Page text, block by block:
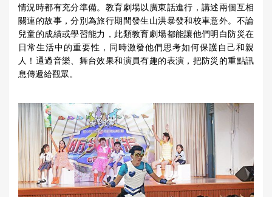
情況時都有充分準備。教育劇場以廣東話進行，講述兩個互相
關連的故事，分別為旅行期間發生山洪暴發和校車意外。不論
兒童的成績或學習能力，此類教育劇場都能讓他們明白防災在
日常生活中的重要性，同時激發他們思考如何保護自己和親
人！通過音樂、舞台效果和演員有趣的表演，把防災的重點訊
息傳遞給觀眾。